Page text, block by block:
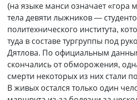
(на языке манси означает «гора
тела девяти лыжников —
политехнического института,
туда в составе тургруппы под
Дятлова. По официальным
скончались от обморожения,
смерти некоторых из них стали
В живых остался только один